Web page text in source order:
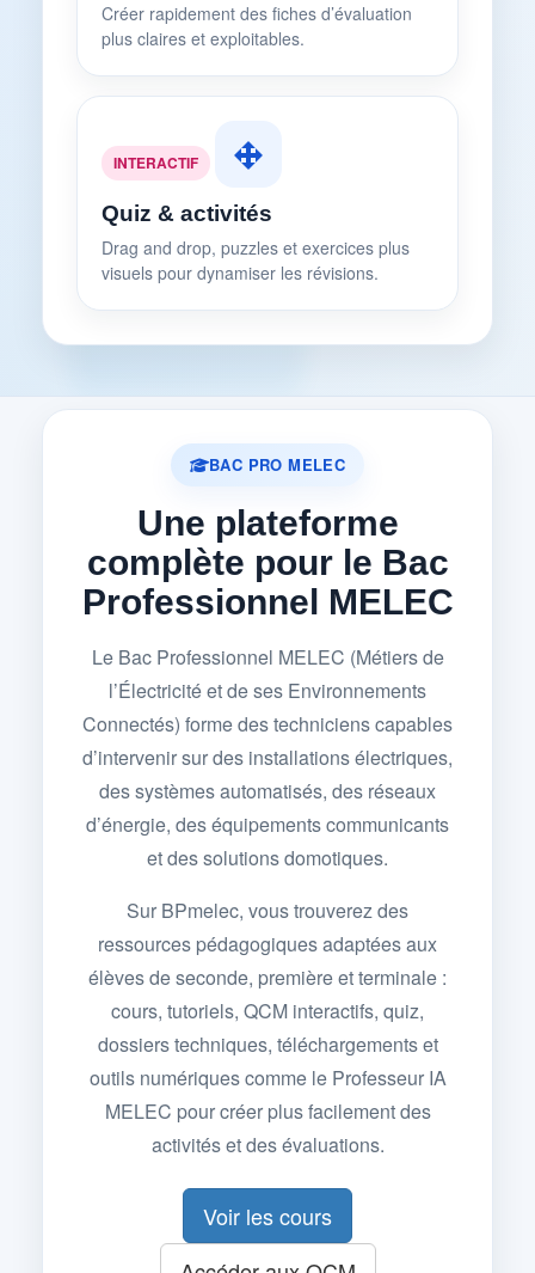
Créer rapidement des fiches d’évaluation
plus claires et exploitables.
INTERACTIF
Quiz & activités
Drag and drop, puzzles et exercices plus
visuels pour dynamiser les révisions.
BAC PRO MELEC
Une plateforme
complète pour le Bac
Professionnel MELEC
Le Bac Professionnel MELEC (Métiers de
l’Électricité et de ses Environnements
Connectés) forme des techniciens capables
d’intervenir sur des installations électriques,
des systèmes automatisés, des réseaux
d’énergie, des équipements communicants
et des solutions domotiques.
Sur BPmelec, vous trouverez des
ressources pédagogiques adaptées aux
élèves de seconde, première et terminale :
cours, tutoriels, QCM interactifs, quiz,
dossiers techniques, téléchargements et
outils numériques comme le Professeur IA
MELEC pour créer plus facilement des
activités et des évaluations.
Voir les cours